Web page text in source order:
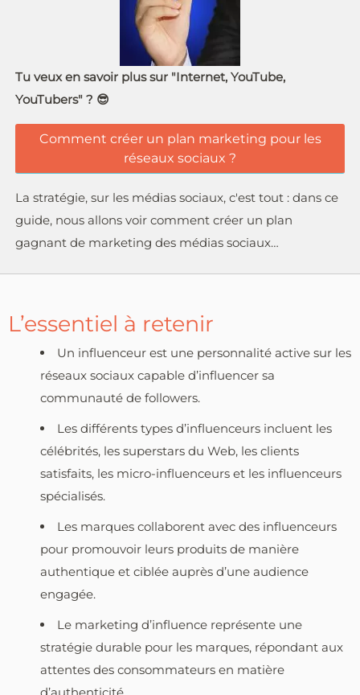
Tu veux en savoir plus sur "Internet, YouTube,
YouTubers" ? 😎
Comment créer un plan marketing pour les
réseaux sociaux ?
La stratégie, sur les médias sociaux, c'est tout : dans ce
guide, nous allons voir comment créer un plan
gagnant de marketing des médias sociaux…
L’essentiel à retenir
Un influenceur est une personnalité active sur les
réseaux sociaux capable d’influencer sa
communauté de followers.
Les différents types d’influenceurs incluent les
célébrités, les superstars du Web, les clients
satisfaits, les micro-influenceurs et les influenceurs
spécialisés.
Les marques collaborent avec des influenceurs
pour promouvoir leurs produits de manière
authentique et ciblée auprès d’une audience
engagée.
Le marketing d’influence représente une
stratégie durable pour les marques, répondant aux
attentes des consommateurs en matière
d’authenticité.